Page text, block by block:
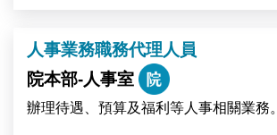
人事業務職務代理人員
院本部-人事室
辦理待遇、預算及福利等人事相關業務。